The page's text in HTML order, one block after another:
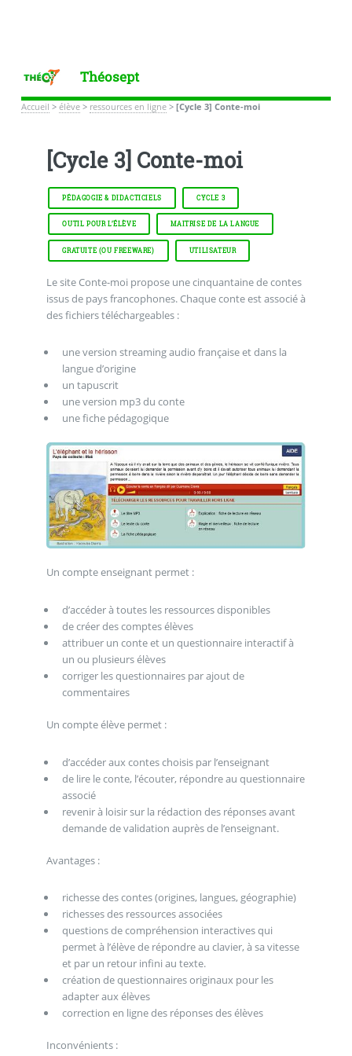
Théosept
Accueil > élève> ressources en ligne> [Cycle 3] Conte-moi
[Cycle 3] Conte-moi
PÉDAGOGIE & DIDACTICIELS CYCLE 3
OUTIL POUR L’ÉLÈVE MAITRISE DE LA LANGUE
GRATUITE (OU FREEWARE) UTILISATEUR
Le site Conte-moi propose une cinquantaine de contes
issus de pays francophones. Chaque conte est associé à
des fichiers téléchargeables :
une version streaming audio française et dans la
langue d’origine
un tapuscrit
une version mp3 du conte
une fiche pédagogique
Un compte enseignant permet :
d’accéder à toutes les ressources disponibles
de créer des comptes élèves
attribuer un conte et un questionnaire interactif à
un ou plusieurs élèves
corriger les questionnaires par ajout de
commentaires
Un compte élève permet :
d’accéder aux contes choisis par l’enseignant
de lire le conte, l’écouter, répondre au questionnaire
associé
revenir à loisir sur la rédaction des réponses avant
demande de validation auprès de l’enseignant.
Avantages :
richesse des contes (origines, langues, géographie)
richesses des ressources associées
questions de compréhension interactives qui
permet à l’élève de répondre au clavier, à sa vitesse
et par un retour infini au texte.
création de questionnaires originaux pour les
adapter aux élèves
correction en ligne des réponses des élèves
Inconvénients :